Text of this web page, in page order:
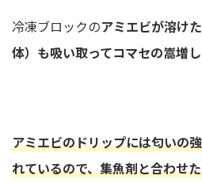
冷凍ブロックのアミエビが溶け
体）も吸い取ってコマセの嵩増し
アミエビのドリップには匂いの
れているので、集魚剤と合わせ